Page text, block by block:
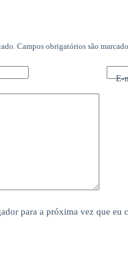
Campos obrigatórios são
E-
para a próxima vez que eu